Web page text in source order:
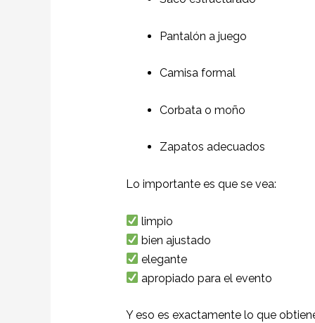
Pantalón a juego
Camisa formal
Corbata o moño
Zapatos adecuados
Lo importante es que se vea:
limpio
bien ajustado
elegante
apropiado para el evento
Y eso es exactamente lo que